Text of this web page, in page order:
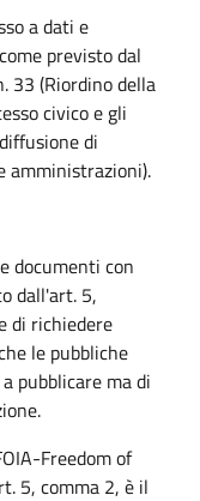
a dati e
previsto dal
33 (Riordino della
civico e gli
di
amministrazioni).
documenti con
dall'art. 5,
di richiedere
le pubbliche
pubblicare ma di
Freedom of
5, comma 2, è il